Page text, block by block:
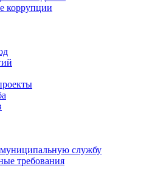
коррупции
службу
требования